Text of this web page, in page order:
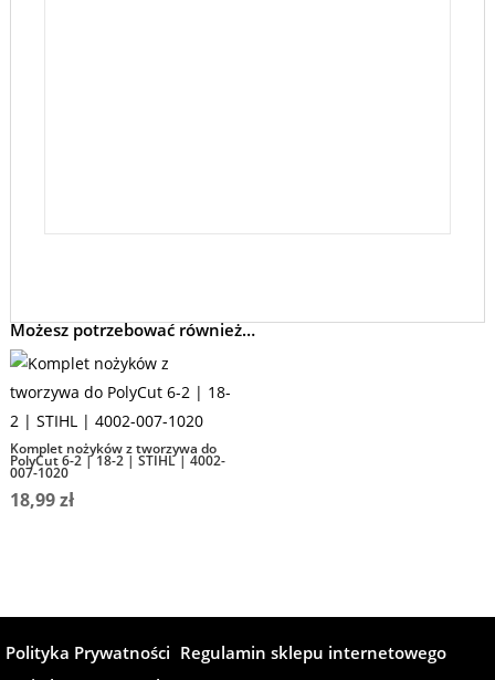
Możesz potrzebować również…
Komplet nożyków z tworzywa do
PolyCut 6-2 | 18-2 | STIHL | 4002-
007-1020
18,99zł
Polityka Prywatności Regulamin sklepu internetowego